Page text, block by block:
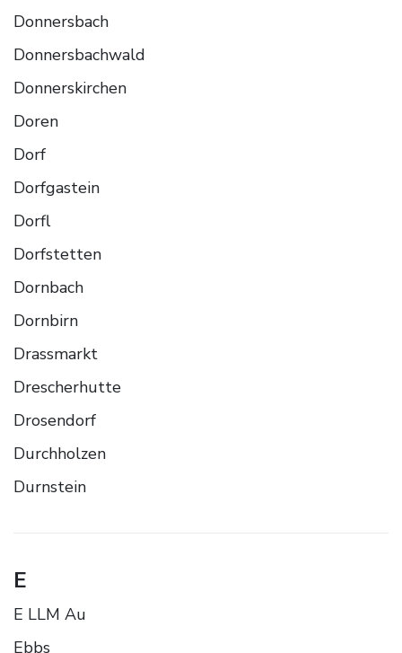
Donnersbach
Donnersbachwald
Donnerskirchen
Doren
Dorf
Dorfgastein
Dorfl
Dorfstetten
Dornbach
Dornbirn
Drassmarkt
Drescherhutte
Drosendorf
Durchholzen
Durnstein
E
E LLM Au
Ebbs